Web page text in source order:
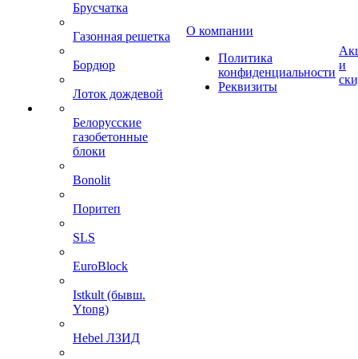
Брусчатка
Газонная решетка
Бордюр
Лоток дождевой
Белорусские
газобетонные
блоки
Bonolit
Поритеп
SLS
EuroBlock
Istkult (бывш.
Ytong)
Hebel ЛЗИД
О компании
Политика
конфиденциальности
Реквизиты
и